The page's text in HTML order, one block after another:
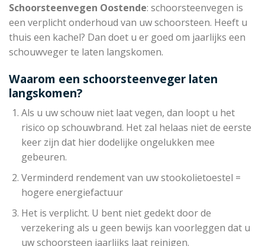
Schoorsteenvegen Oostende: schoorsteenvegen is
een verplicht onderhoud van uw schoorsteen. Heeft u
thuis een kachel? Dan doet u er goed om jaarlijks een
schouwveger te laten langskomen.
Waarom een schoorsteenveger laten
langskomen?
Als u uw schouw niet laat vegen, dan loopt u het
risico op schouwbrand. Het zal helaas niet de eerste
keer zijn dat hier dodelijke ongelukken mee
gebeuren.
Verminderd rendement van uw stookolietoestel =
hogere energiefactuur
Het is verplicht. U bent niet gedekt door de
verzekering als u geen bewijs kan voorleggen dat u
uw schoorsteen jaarlijks laat reinigen.